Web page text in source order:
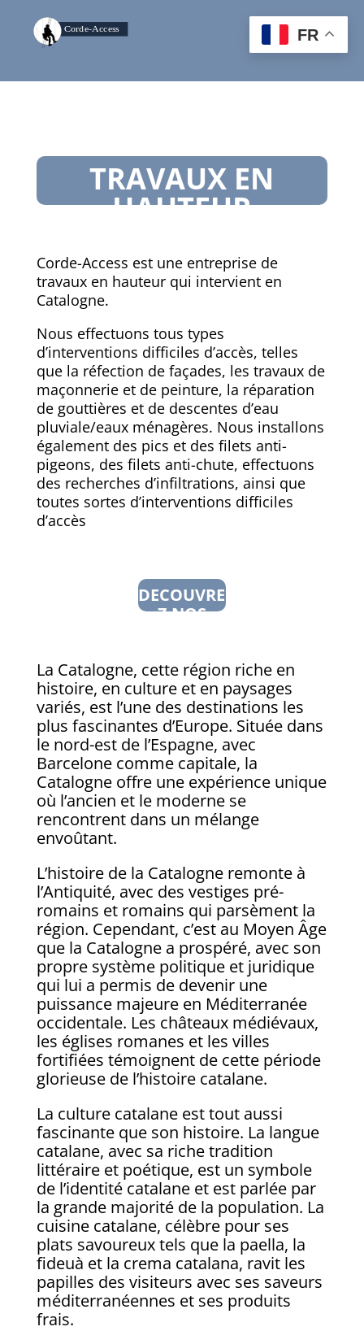
TRAVAUX EN
HAUTEUR
Corde-Access est une entreprise de
travaux en hauteur qui intervient en
Catalogne.
Nous effectuons tous types
d’interventions difficiles d’accès, telles
que la réfection de façades, les travaux de
maçonnerie et de peinture, la réparation
de gouttières et de descentes d’eau
pluviale/eaux ménagères. Nous installons
également des pics et des filets anti-
pigeons, des filets anti-chute, effectuons
des recherches d’infiltrations, ainsi que
toutes sortes d’interventions difficiles
d’accès
DECOUVRE
Z NOS
La Catalogne, cette région riche en
histoire, en culture et en paysages
variés, est l’une des destinations les
plus fascinantes d’Europe. Située dans
le nord-est de l’Espagne, avec
Barcelone comme capitale, la
Catalogne offre une expérience unique
où l’ancien et le moderne se
rencontrent dans un mélange
envoûtant.
L’histoire de la Catalogne remonte à
l’Antiquité, avec des vestiges pré-
romains et romains qui parsèment la
région. Cependant, c’est au Moyen Âge
que la Catalogne a prospéré, avec son
propre système politique et juridique
qui lui a permis de devenir une
puissance majeure en Méditerranée
occidentale. Les châteaux médiévaux,
les églises romanes et les villes
fortifiées témoignent de cette période
glorieuse de l’histoire catalane.
La culture catalane est tout aussi
fascinante que son histoire. La langue
catalane, avec sa riche tradition
littéraire et poétique, est un symbole
de l’identité catalane et est parlée par
la grande majorité de la population. La
cuisine catalane, célèbre pour ses
plats savoureux tels que la paella, la
fideuà et la crema catalana, ravit les
papilles des visiteurs avec ses saveurs
méditerranéennes et ses produits
frais.
FR